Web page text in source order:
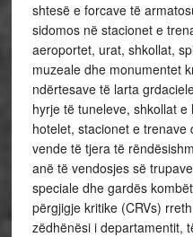
shtesë e forcave të
sidomos në stacionet e
aeroportet, urat, shkollat,
muzeale dhe monumentet
ndërtesave të larta
hyrje të tuneleve, shkollat
hotelet, stacionet e
vende të tjera të
anë të vendosjes së
speciale dhe gardës
përgjigje kritike (CRVs)
zëdhënësi i departamentit,